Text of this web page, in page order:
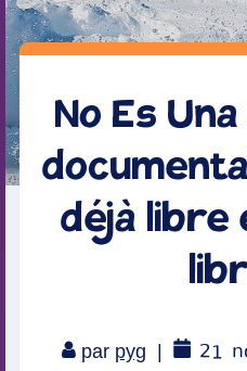
No Es
déjà
par pyg 21